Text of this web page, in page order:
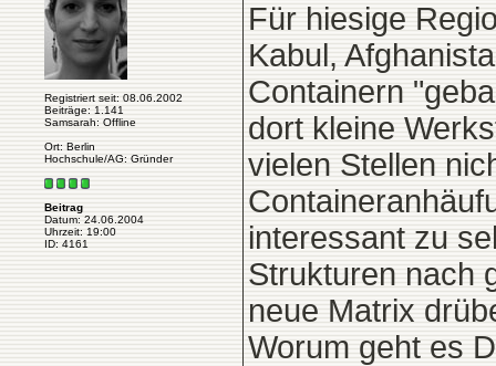
Registriert seit: 08.06.2002
Beiträge: 1.141
Samsarah: Offline
Ort: Berlin
Hochschule/AG: Gründer
Beitrag
Datum: 24.06.2004
Uhrzeit: 19:00
ID: 4161
Für hiesige
Kabul,
Containern
dort kleine
vielen Stellen
interessant zu
Strukturen nach
neue Matrix
Worum geht es